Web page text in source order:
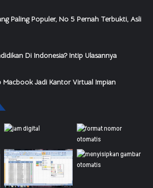
Paling Populer, No 5 Pernah Terbukti, Asli
Di Indonesia? Intip Ulasannya
Macbook Jadi Kantor Virtual Impian